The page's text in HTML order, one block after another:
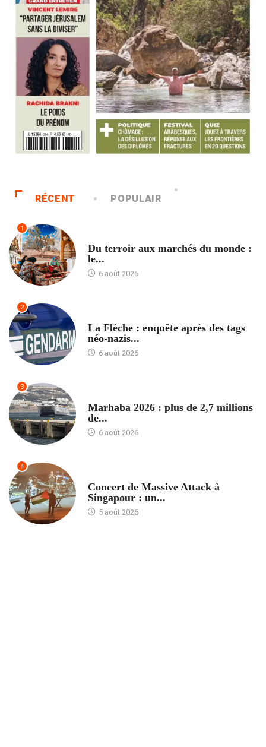
RÉCENT POPULAIR
1
Du terroir aux marchés du monde :
le...
6 août 2026
2
La Flèche : enquête après des tags
néo-nazis...
6 août 2026
3
Marhaba 2026 : plus de 2,7 millions
de...
6 août 2026
4
Concert de Massive Attack à
Singapour : un...
5 août 2026